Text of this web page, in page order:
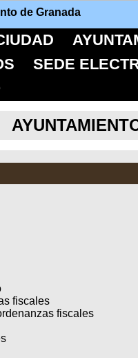
de Granada
SEDE
fiscales
fiscales